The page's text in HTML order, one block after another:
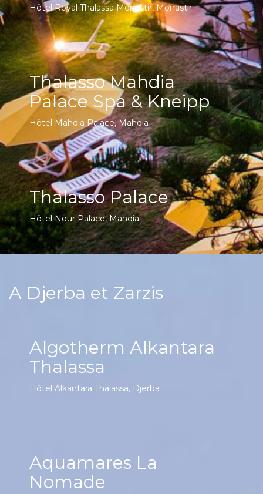
Hôtel Royal Thalassa Monastir, Monastir
Thalasso Mahdia
Palace Spa & Kneipp
Hôtel Mahdia Palace, Mahdia
Thalasso Palace
Hôtel Nour Palace, Mahdia
A Djerba et Zarzis
Algotherm Alkantara
Thalassa
Hôtel Alkantara Thalassa, Djerba
Aquamares La
Nomade